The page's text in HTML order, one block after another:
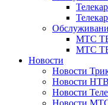
МТС
МТС ТВ
Новости
Новости
Новости
Новости
Новости